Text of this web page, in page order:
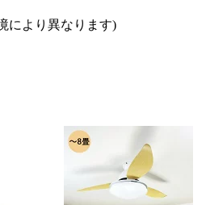
により異なります)